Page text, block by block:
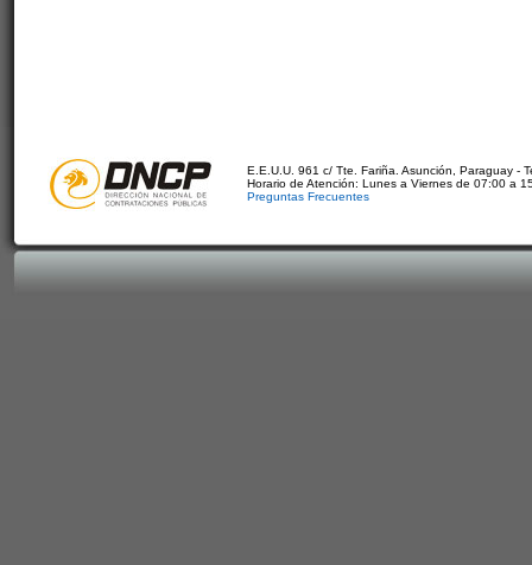
E.E.U.U. 961 c/ Tte. Fariña. Asunción, Paraguay -
Horario de Atención: Lunes a Viernes de 07:00 a
Preguntas Frecuentes